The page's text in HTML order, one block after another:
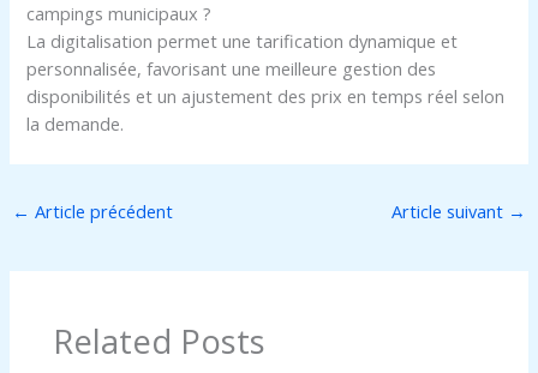
campings municipaux ?
La digitalisation permet une tarification dynamique et
personnalisée, favorisant une meilleure gestion des
disponibilités et un ajustement des prix en temps réel selon
la demande.
← Article précédent Article suivant →
Related Posts